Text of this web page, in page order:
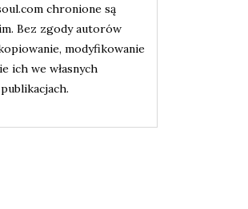
chronione są
Bez zgody autorów
modyfikowanie
ich we własnych